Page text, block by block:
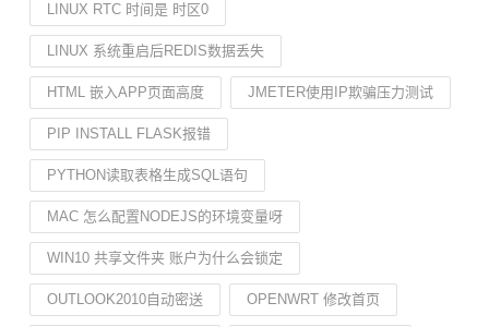
LINUX RTC 时间是 时区0
LINUX 系统重启后REDIS数据丢失
HTML 嵌入APP页面高度 JMETER使用IP欺骗压力测试
PIP INSTALL FLASK报错
PYTHON读取表格生成SQL语句
MAC 怎么配置NODEJS的环境变量呀
WIN10 共享文件夹 账户为什么会锁定
OUTLOOK2010自动密送 OPENWRT 修改首页